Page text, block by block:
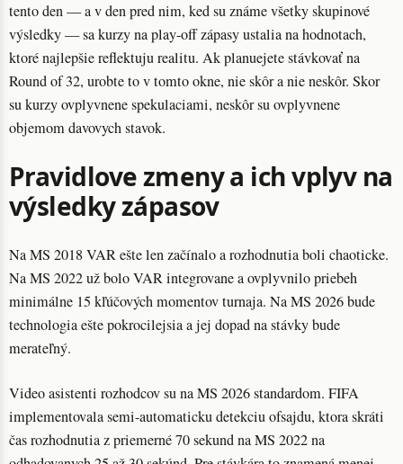
tento den — a v den pred nim, ked su známe všetky skupinové
výsledky — sa kurzy na play-off zápasy ustalia na hodnotach,
ktoré najlepšie reflektuju realitu. Ak planuejete stávkovať na
Round of 32, urobte to v tomto okne, nie skôr a nie neskôr. Skor
su kurzy ovplyvnene spekulaciami, neskôr su ovplyvnene
objemom davovych stavok.
Pravidlove zmeny a ich vplyv na
výsledky zápasov
Na MS 2018 VAR ešte len začínalo a rozhodnutia boli chaoticke.
Na MS 2022 už bolo VAR integrovane a ovplyvnilo priebeh
minimálne 15 kľúčových momentov turnaja. Na MS 2026 bude
technologia ešte pokrocilejsia a jej dopad na stávky bude
merateľný.
Video asistenti rozhodcov su na MS 2026 standardom. FIFA
implementovala semi-automaticku detekciu ofsajdu, ktora skráti
čas rozhodnutia z priemerné 70 sekund na MS 2022 na